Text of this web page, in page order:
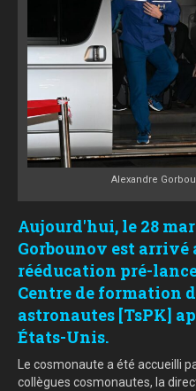
Alexandre
Aujourd'hui, le 28
Gorbounov est arrivé
rééducation pré-
Centre de formation
astronautes [TsPK]
États-Unis.
Le cosmonaute a été accueilli
collègues cosmonautes, la